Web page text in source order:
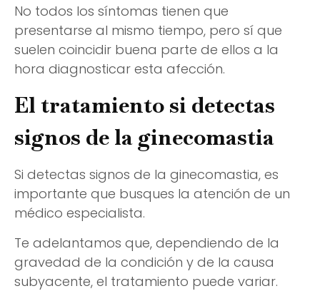
No todos los síntomas tienen que
presentarse al mismo tiempo, pero sí que
suelen coincidir buena parte de ellos a la
hora diagnosticar esta afección.
El tratamiento si detectas
signos de la ginecomastia
Si detectas signos de la ginecomastia, es
importante que busques la atención de un
médico especialista.
Te adelantamos que, dependiendo de la
gravedad de la condición y de la causa
subyacente, el tratamiento puede variar.